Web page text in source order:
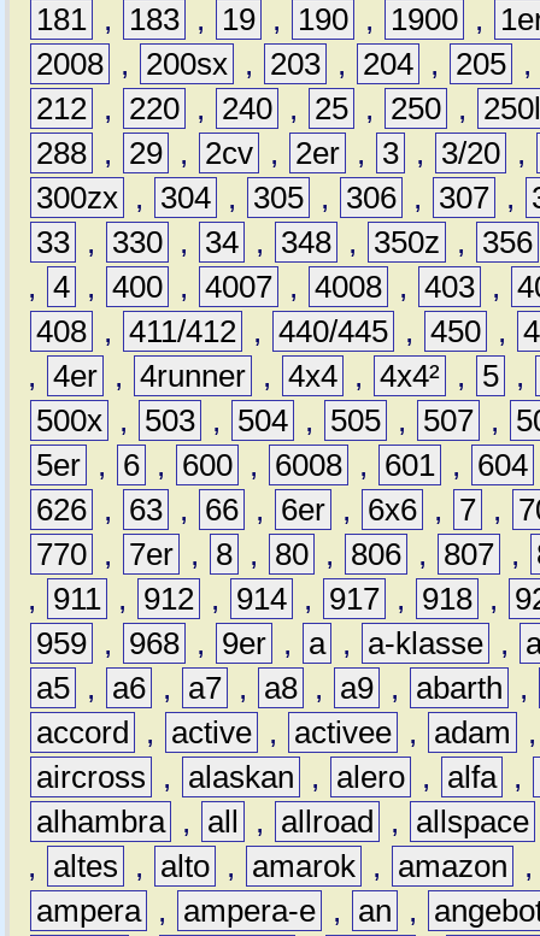
181 , 183 , 19 , 190 , 1900 ,
2008 , 200sx , 203 , 204 , 205 ,
212 , 220 , 240 , 25 , 250 ,
288 , 29 , 2cv , 2er , 3 , 3/20 ,
300zx , 304 , 305 , 306 , 307 ,
33 , 330 , 34 , 348 , 350z ,
356
, 4 , 400 , 4007 , 4008 , 403 ,
408 , 411/412 , 440/445 , 450 ,
, 4er , 4runner , 4x4 , 4x4² , 5 ,
500x , 503 , 504 , 505 , 507 ,
5er , 6 , 600 , 6008 , 601 , 604
626 , 63 , 66 , 6er , 6x6 , 7 ,
770 , 7er , 8 , 80 , 806 , 807 ,
,
911 , 912 , 914 , 917 , 918 ,
959 , 968 , 9er , a , a-klasse ,
a5 , a6 , a7 , a8 , a9 , abarth
,
accord
, active , activee , adam
aircross
, alaskan , alero , alfa ,
alhambra , all , allroad , allspace
,
altes , alto , amarok , amazon
ampera , ampera-e , an ,